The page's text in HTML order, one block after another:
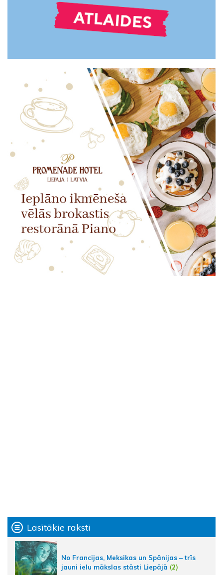
Lasītākie raksti
No Francijas, Meksikas un Spānijas – trīs
jauni ielu mākslas stāsti Liepājā (2)